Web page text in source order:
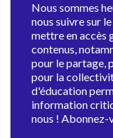
Nous sommes
nous suivre sur
mettre en accès
contenus,
pour le partage,
pour la
d'éducation
information
nous ! Abonnez-